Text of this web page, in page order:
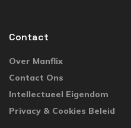
Contact
Over Manflix
Contact Ons
Intellectueel Eigendom
Privacy & Cookies Beleid